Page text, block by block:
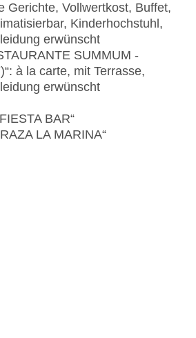
Gerichte, Vollwertkost, Buffet,
Kinderhochstuhl,
erwünscht
SUMMUM -
à la carte, mit Terrasse,
erwünscht
BAR“
LA MARINA“